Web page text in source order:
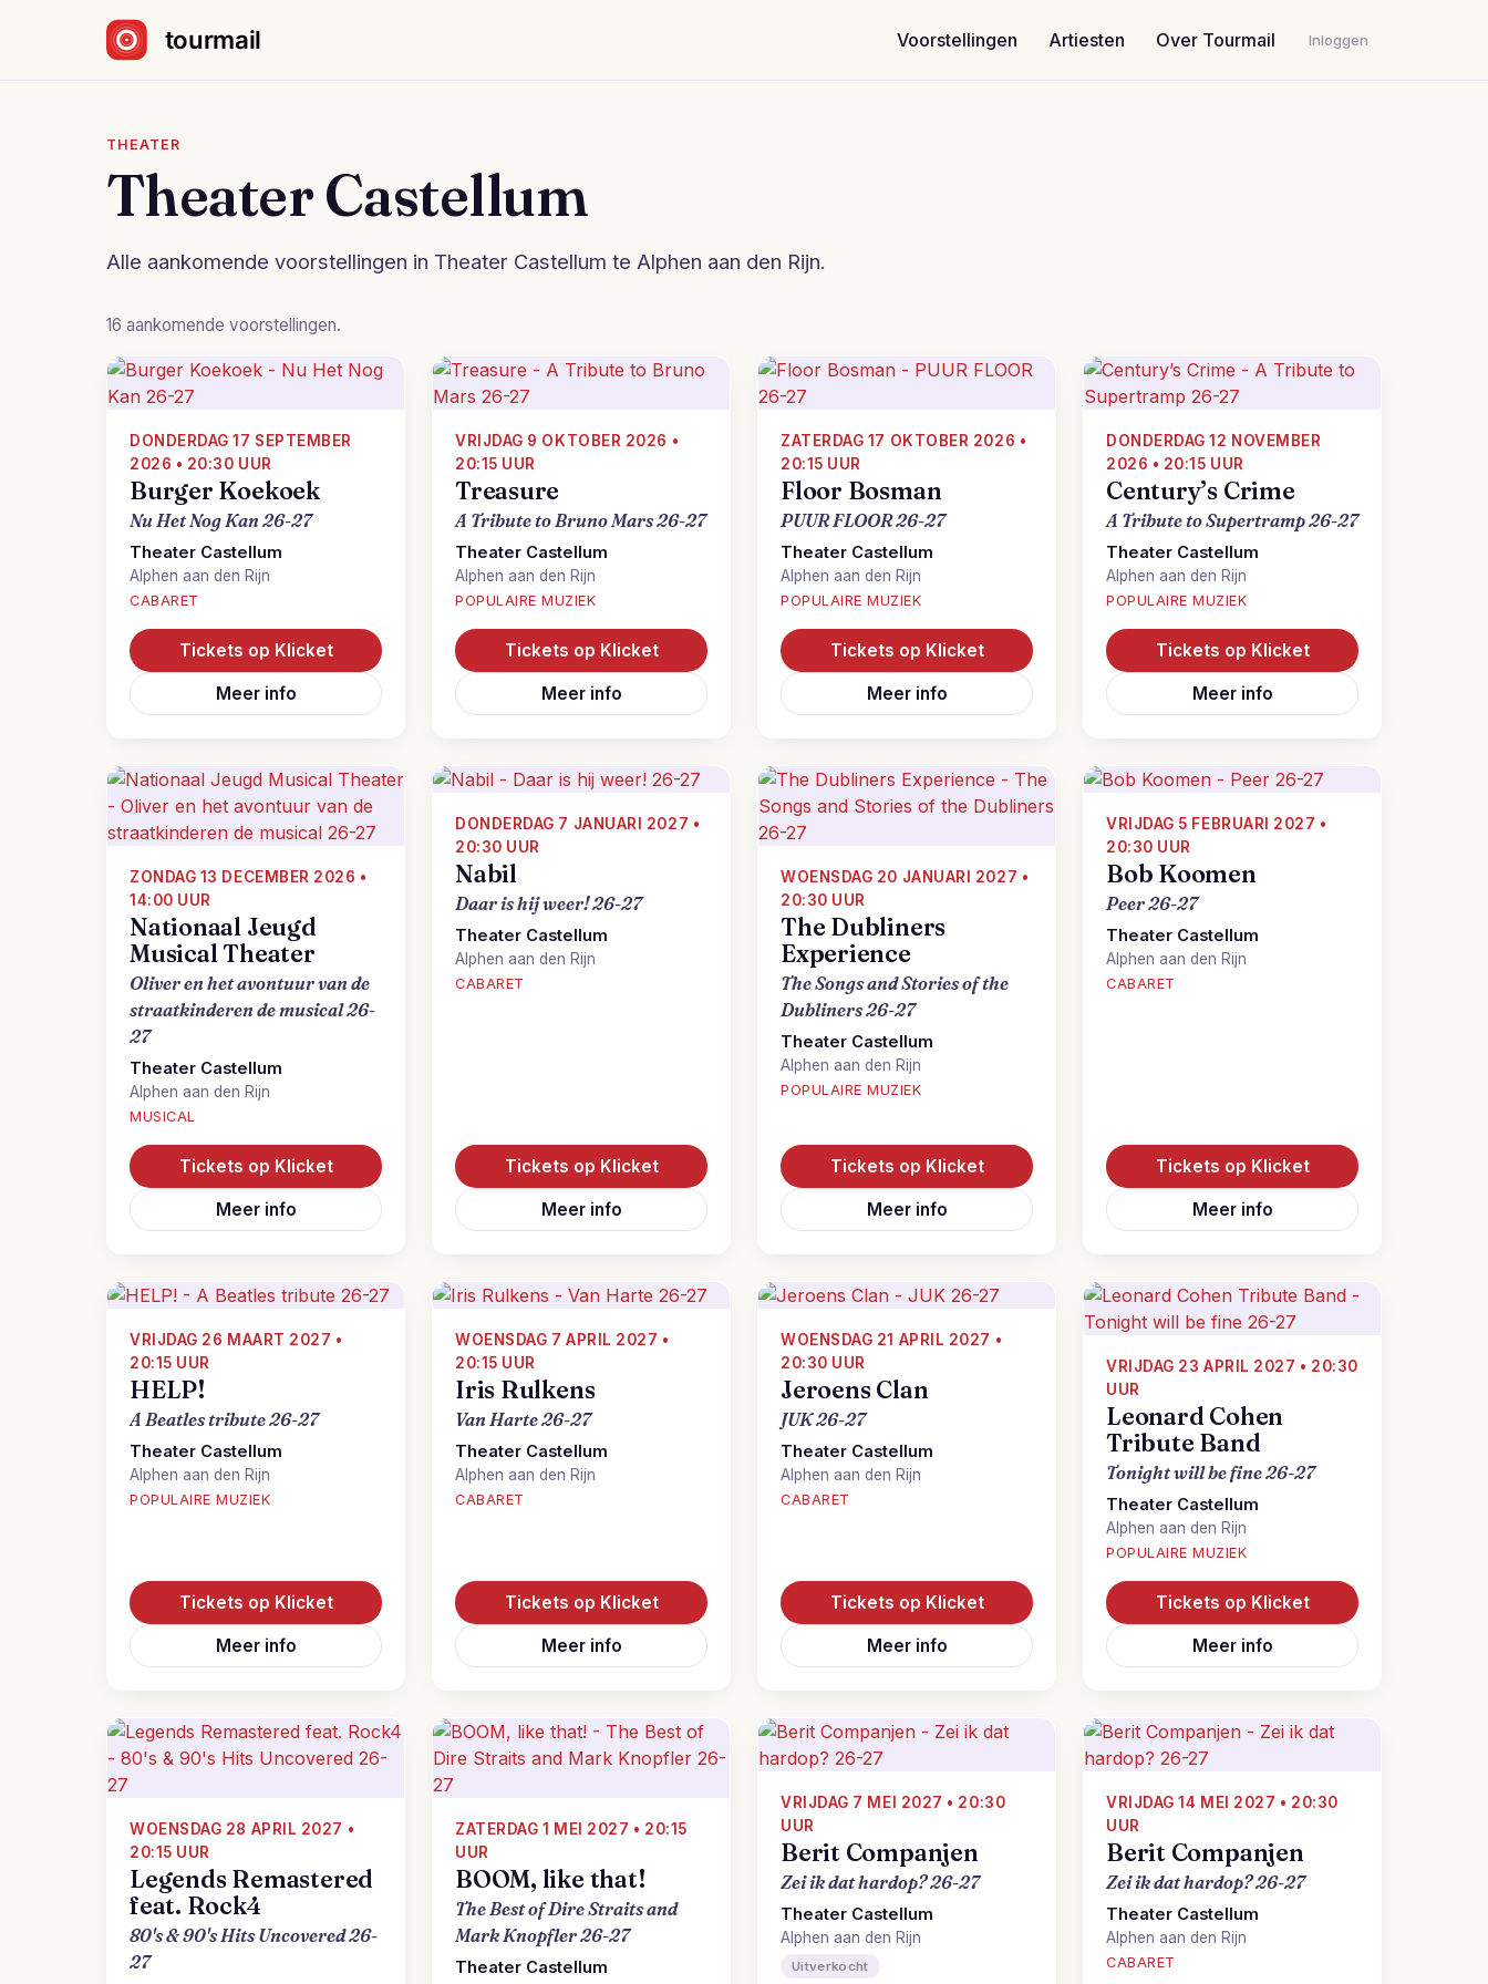
Voorstellingen
Artiesten Over Tourmail Inloggen
THEATER
Theater Castellum
Alle aankomende voorstellingen in Theater Castellum te Alphen aan den Rijn.
16 aankomende voorstellingen.
DONDERDAG 17 SEPTEMBER
2026 • 20:30 UUR
Burger Koekoek
Nu Het Nog Kan 26-27
Theater Castellum
Alphen aan den Rijn
CABARET
Tickets op Klicket
Meer info
VRIJDAG 9 OKTOBER 2026 •
20:15 UUR
Treasure
A Tribute to Bruno Mars 26-27
Theater Castellum
Alphen aan den Rijn
POPULAIRE MUZIEK
Tickets op Klicket
Meer info
ZATERDAG 17 OKTOBER 2026 •
20:15 UUR
Floor Bosman
PUUR FLOOR 26-27
Theater Castellum
Alphen aan den Rijn
POPULAIRE MUZIEK
Tickets op Klicket
Meer info
DONDERDAG 12 NOVEMBER
2026 • 20:15 UUR
Century’s Crime
A Tribute to Supertramp 26-27
Theater Castellum
Alphen aan den Rijn
POPULAIRE MUZIEK
Tickets op Klicket
Meer info
ZONDAG 13 DECEMBER 2026 •
14:00 UUR
Nationaal Jeugd
Musical Theater
Oliver en het avontuur van de
straatkinderen de musical 26-
27
Theater Castellum
Alphen aan den Rijn
MUSICAL
Tickets op Klicket
Meer info
DONDERDAG 7 JANUARI 2027 •
20:30 UUR
Nabil
Daar is hij weer! 26-27
Theater Castellum
Alphen aan den Rijn
CABARET
Tickets op Klicket
Meer info
WOENSDAG 20 JANUARI 2027 •
20:30 UUR
The Dubliners
Experience
The Songs and Stories of the
Dubliners 26-27
Theater Castellum
Alphen aan den Rijn
POPULAIRE MUZIEK
Tickets op Klicket
Meer info
VRIJDAG 5 FEBRUARI 2027 •
20:30 UUR
Bob Koomen
Peer 26-27
Theater Castellum
Alphen aan den Rijn
CABARET
Tickets op Klicket
Meer info
VRIJDAG 26 MAART 2027 •
20:15 UUR
HELP!
A Beatles tribute 26-27
Theater Castellum
Alphen aan den Rijn
POPULAIRE MUZIEK
Tickets op Klicket
Meer info
WOENSDAG 7 APRIL 2027 •
20:15 UUR
Iris Rulkens
Van Harte 26-27
Theater Castellum
Alphen aan den Rijn
CABARET
Tickets op Klicket
Meer info
WOENSDAG 21 APRIL 2027 •
20:30 UUR
Jeroens Clan
JUK 26-27
Theater Castellum
Alphen aan den Rijn
CABARET
Tickets op Klicket
Meer info
VRIJDAG 23 APRIL 2027 • 20:30
UUR
Leonard Cohen
Tribute Band
Tonight will be fine 26-27
Theater Castellum
Alphen aan den Rijn
POPULAIRE MUZIEK
Tickets op Klicket
Meer info
WOENSDAG 28 APRIL 2027 •
20:15 UUR
Legends Remastered
feat. Rock4
80's & 90's Hits Uncovered 26-
27
ZATERDAG 1 MEI 2027 • 20:15
UUR
BOOM, like that!
The Best of Dire Straits and
Mark Knopfler 26-27
Theater Castellum
VRIJDAG 7 MEI 2027 • 20:30
UUR
Berit Companjen
Zei ik dat hardop? 26-27
Theater Castellum
Alphen aan den Rijn
Uitverkocht
VRIJDAG 14 MEI 2027 • 20:30
UUR
Berit Companjen
Zei ik dat hardop? 26-27
Theater Castellum
Alphen aan den Rijn
CABARET